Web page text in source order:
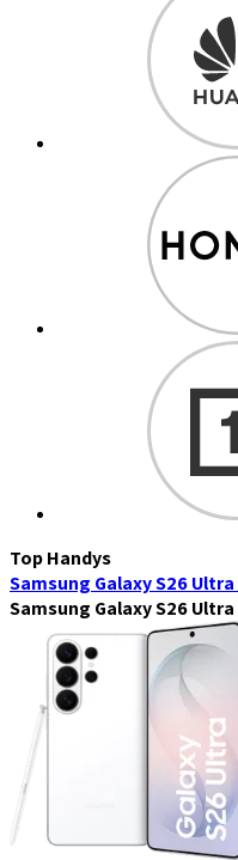
Top Handys
Samsung Galaxy S26 Ultra
Samsung Galaxy S26 Ultra